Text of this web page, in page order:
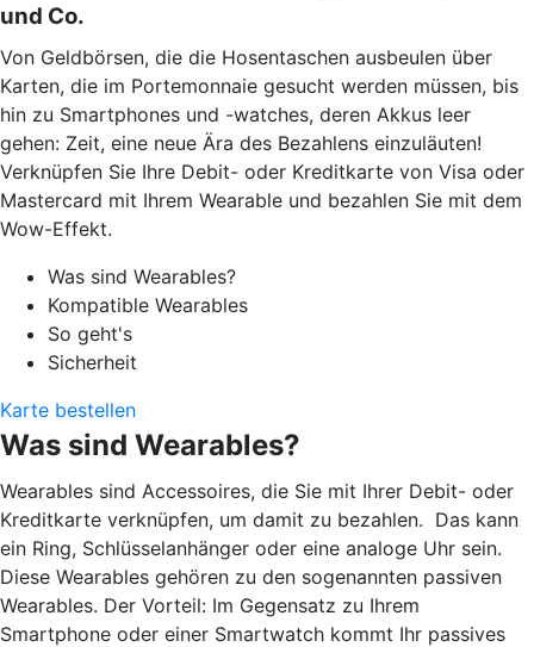
und Co.
Von Geldbörsen, die die Hosentaschen ausbeulen über
Karten, die im Portemonnaie gesucht werden müssen, bis
hin zu Smartphones und -watches, deren Akkus leer
gehen: Zeit, eine neue Ära des Bezahlens einzuläuten!
Verknüpfen Sie Ihre Debit- oder Kreditkarte von Visa oder
Mastercard mit Ihrem Wearable und bezahlen Sie mit dem
Wow-Effekt.
Was sind Wearables?
Kompatible Wearables
So geht's
Sicherheit
Karte bestellen
Was sind Wearables?
Wearables sind Accessoires, die Sie mit Ihrer Debit- oder
Kreditkarte verknüpfen, um damit zu bezahlen. Das kann
ein Ring, Schlüsselanhänger oder eine analoge Uhr sein.
Diese Wearables gehören zu den sogenannten passiven
Wearables. Der Vorteil: Im Gegensatz zu Ihrem
Smartphone oder einer Smartwatch kommt Ihr passives